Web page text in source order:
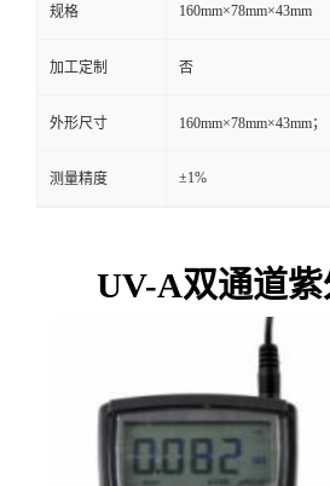
规格 160mm×78mm×43mm
加工定制 否
外形尺寸 160mm×78mm×43mm；
测量精度 ±1%
UV-A双通道